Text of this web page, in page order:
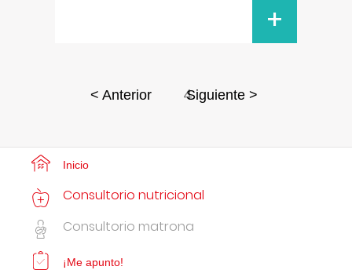
+
< Anterior 4
Siguiente >
Inicio
Consultorio nutricional
Consultorio matrona
¡Me apunto!